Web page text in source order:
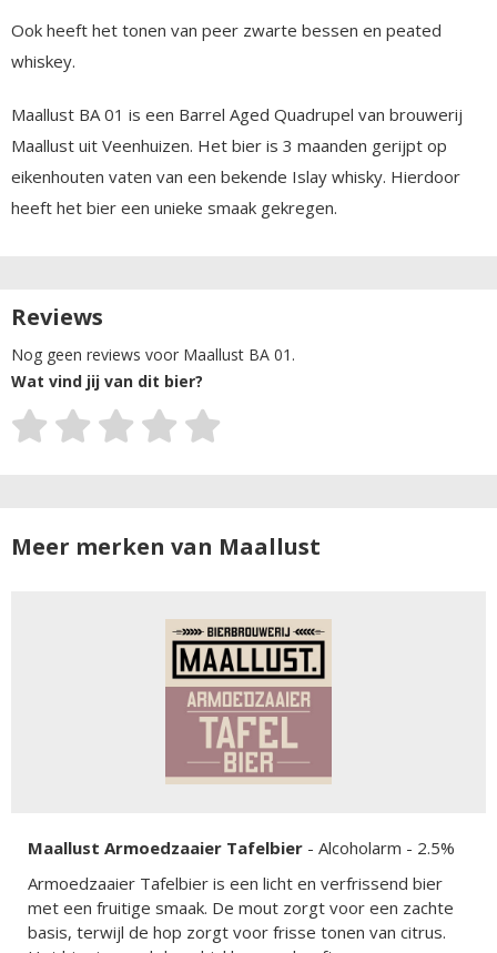
Ook heeft het tonen van peer zwarte bessen en peated
whiskey.
Maallust BA 01 is een Barrel Aged Quadrupel van brouwerij
Maallust uit Veenhuizen. Het bier is 3 maanden gerijpt op
eikenhouten vaten van een bekende Islay whisky. Hierdoor
heeft het bier een unieke smaak gekregen.
Reviews
Nog geen reviews voor Maallust BA 01.
Wat vind jij van dit bier?
Meer merken van Maallust
Maallust Armoedzaaier Tafelbier - Alcoholarm - 2.5%
Armoedzaaier Tafelbier is een licht en verfrissend bier
met een fruitige smaak. De mout zorgt voor een zachte
basis, terwijl de hop zorgt voor frisse tonen van citrus.